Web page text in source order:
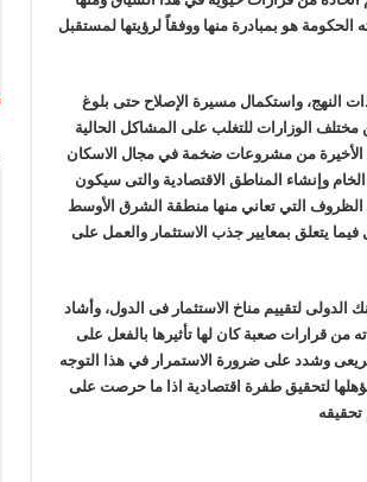
هو بمبادرة منها ووفقاً لرؤيتها لمستقبل
النهج، واستكمال مسيرة الإصلاح حتى بلوغ
الوزارات للتغلب على المشاكل الحالية
الأخيرة من مشروعات ضخمة في مجال الاسكان
وإنشاء المناطق الاقتصادية والتى سيكون
التي تعاني منها منطقة الشرق الأوسط
يتعلق بمعايير جذب الاستثمار والعمل على
الدولى لتقييم مناخ الاستثمار فى الدول، وأشاد
من قرارات صعبة كان لها تأثيرها بالفعل على
وشدد على ضرورة الاستمرار في هذا التوجه
لتحقيق طفرة اقتصادية اذا ما حرصت على
تحقيقه